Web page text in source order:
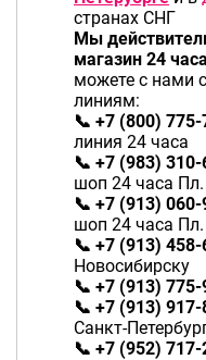
странах СНГ
Мы
магазин 24
можете с нами
линиям:
📞 +7 (800)
линия 24 часа
📞 +7 (983) 310-
шоп 24 часа
📞 +7 (913) 060-
шоп 24 часа
📞 +7 (913)
Новосибирску
📞 +7 (913)
📞 +7 (913)
Санкт-
📞 +7 (952)